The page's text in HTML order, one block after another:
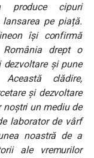
produce cipuri
pe piață.
își confirmă
drept o
dezvoltare și pune
clădire,
și dezvoltare
noștri un mediu de
laborator de vârf
noastră de a
ale vremurilor